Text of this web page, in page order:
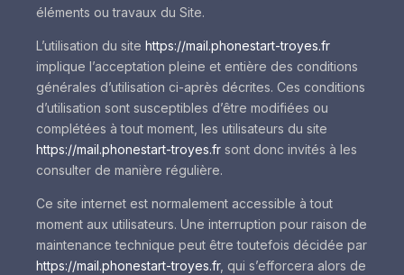
éléments ou travaux du Site.
L’utilisation du site https://mail.phonestart-troyes.fr
implique l’acceptation pleine et entière des conditions
générales d’utilisation ci-après décrites. Ces conditions
d’utilisation sont susceptibles d’être modifiées ou
complétées à tout moment, les utilisateurs du site
https://mail.phonestart-troyes.fr sont donc invités à les
consulter de manière régulière.
Ce site internet est normalement accessible à tout
moment aux utilisateurs. Une interruption pour raison de
maintenance technique peut être toutefois décidée par
https://mail.phonestart-troyes.fr, qui s’efforcera alors de